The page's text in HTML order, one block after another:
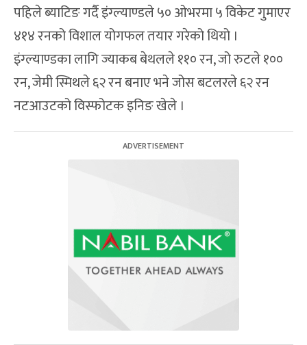
पहिले ब्याटिङ गर्दै इंग्ल्याण्डले ५० ओभरमा ५ विकेट गुमाएर
४१४ रनको विशाल योगफल तयार गरेको थियो ।
इंग्ल्याण्डका लागि ज्याकब बेथलले ११० रन, जो रुटले १००
रन, जेमी स्मिथले ६२ रन बनाए भने जोस बटलरले ६२ रन
नटआउटको विस्फोटक इनिङ खेले ।